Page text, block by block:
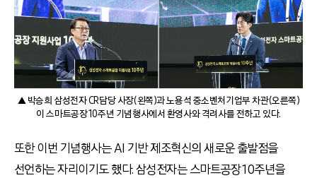
▲ 박승희 삼성전자 CR담당 사장(왼쪽)과 노용석 중소벤처기업부 차관(오른쪽)
이 스마트공장 10주년 기념행사에서 환영사와 격려사를 전하고 있다.
또한 이번 기념행사는 AI 기반 제조혁신의 새로운 출발점을
선언하는 자리이기도 했다. 삼성전자는 스마트공장 10주년을